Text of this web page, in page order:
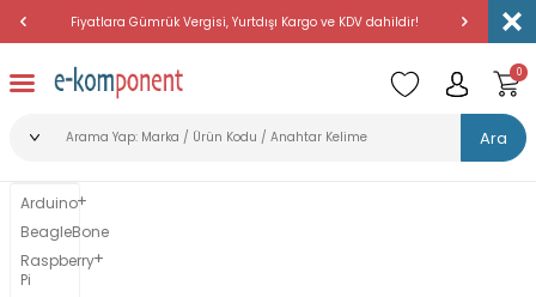
Fiyatlara Gümrük Vergisi, Yurtdışı Kargo ve KDV dahildir!
Ara
0
Arduino
BeagleBone
Raspberry
Pi